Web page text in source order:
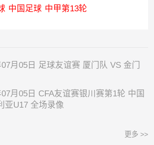
中国足球 中甲第13轮
月05日 足球友谊赛 厦门队 VS 金门
07月05日 CFA友谊赛银川赛第1轮 中国
亚U17 全场录像
更多 >>